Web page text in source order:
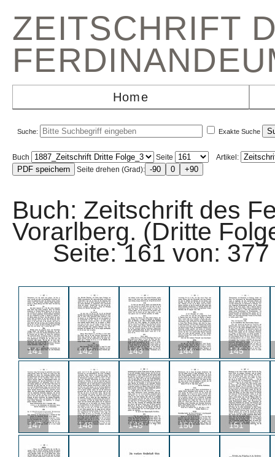
ZEITSCHRIFT
Home
Suche: Exakte Suche
Buch Seite
Artikel:
Seite drehen (Grad):
Buch: Zeitschrift des
Vorarlberg. (Dritte
Seite: 161 von:
141 142 143 144 145
147 148 149 150 151